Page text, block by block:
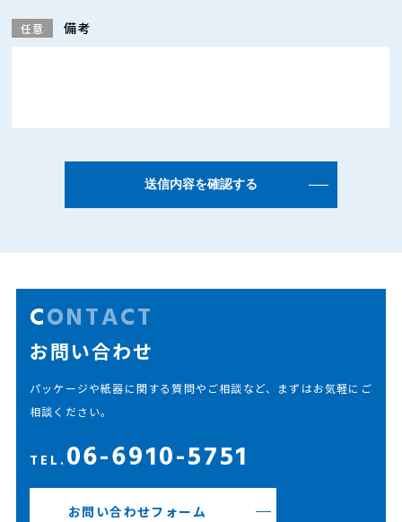
任意 備考
CONTACT
お問い合わせ
パッケージや紙器に関する質問やご相談など、まずはお気軽にご
相談ください。
TEL.06-6910-5751
お問い合わせフォーム